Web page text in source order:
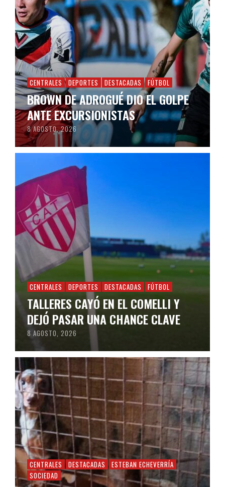
CENTRALES DEPORTES DESTACADAS FÚTBOL
BROWN DE ADROGUÉ DIO EL GOLPE
ANTE EXCURSIONISTAS
8 AGOSTO, 2026
CENTRALES DEPORTES DESTACADAS FÚTBOL
TALLERES CAYÓ EN EL COMELLI Y
DEJÓ PASAR UNA CHANCE CLAVE
8 AGOSTO, 2026
CENTRALES DESTACADAS
ESTEBAN ECHEVERRÍA
SOCIEDAD